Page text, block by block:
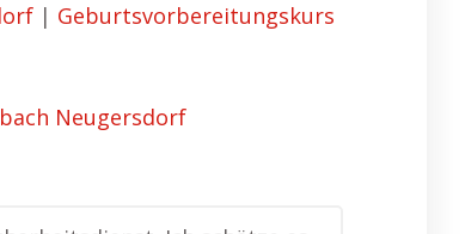
| Geburtsvorbereitungskurs